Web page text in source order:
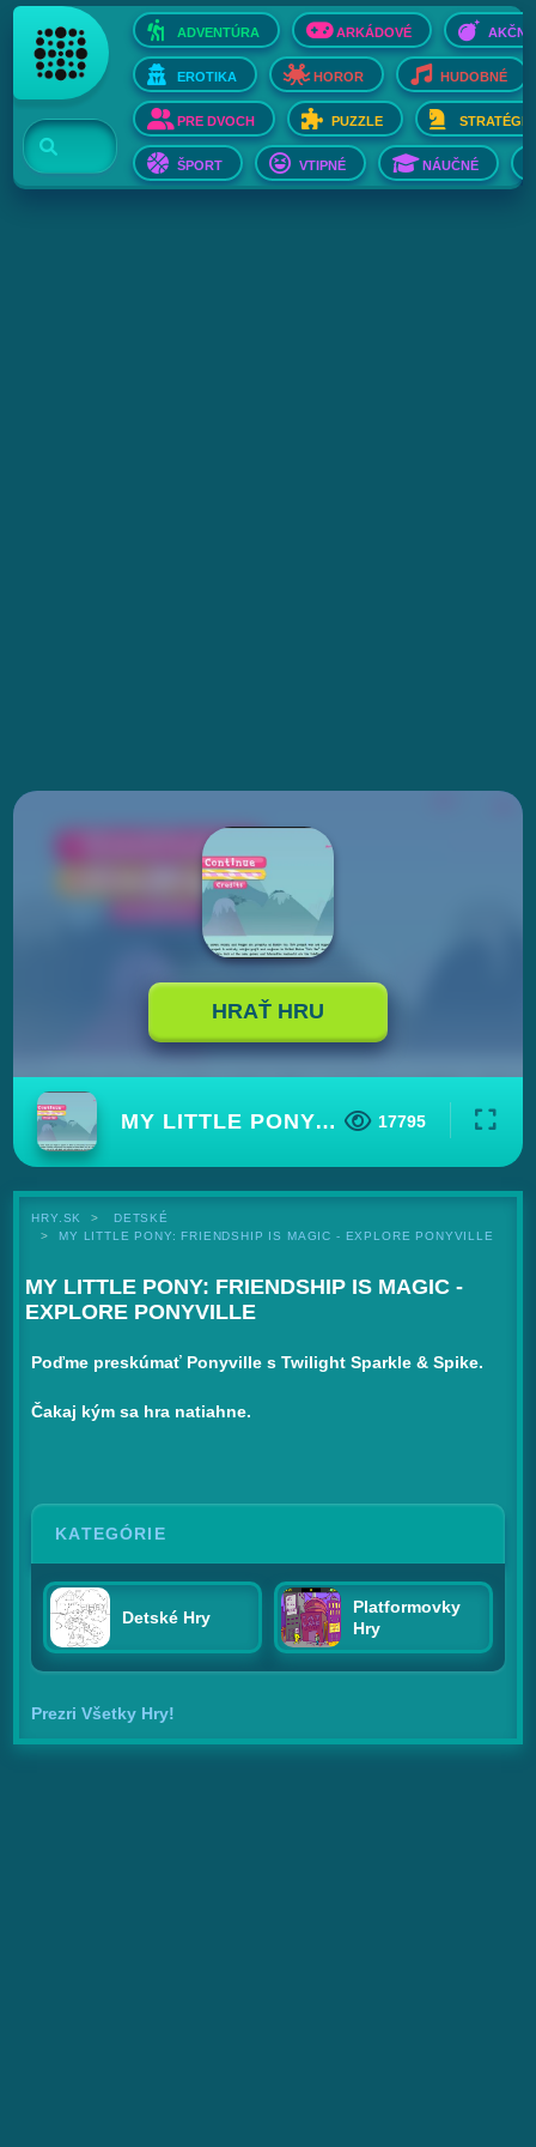
ADVENTÚRA ARKÁDOVÉ AKČNÉ
EROTIKA HOROR HUDOBNÉ
PRE DVOCH PUZZLE STRATÉGIE
ŠPORT VTIPNÉ NÁUČNÉ
HRAŤ HRU
MY LITTLE PONY: FRIENDSHIP IS MAGIC - EXPLORE PONYVILLE 17795
HRY.SK
DETSKÉ
MY LITTLE PONY: FRIENDSHIP IS MAGIC - EXPLORE PONYVILLE
MY LITTLE PONY: FRIENDSHIP IS MAGIC -
EXPLORE PONYVILLE
Poďme preskúmať Ponyville s Twilight Sparkle & Spike.
Čakaj kým sa hra natiahne.
KATEGÓRIE
Detské Hry
Platformovky
Hry
Prezri Všetky Hry!